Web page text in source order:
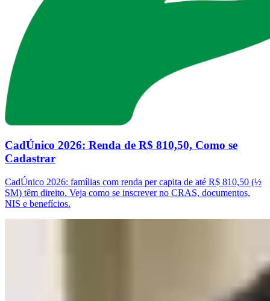
CadÚnico 2026: Renda de R$ 810,50, Como se
Cadastrar
CadÚnico 2026: famílias com renda per capita de até R$ 810,50 (½
SM) têm direito. Veja como se inscrever no CRAS, documentos,
NIS e benefícios.